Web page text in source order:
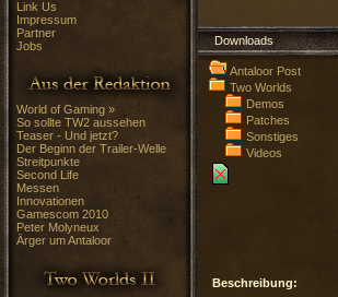
Link Us
Impressum
Partner
Jobs
World of Gaming »
So sollte TW2 aussehen
Teaser - Und jetzt?
Der Beginn der Trailer-Welle
Streitpunkte
Second Life
Messen
Innovationen
Gamescom 2010
Peter Molyneux
Ärger um Antaloor
Downloads
Antaloor Post
Two Worlds
Demos
Patches
Sonstiges
Videos
Beschreibung: